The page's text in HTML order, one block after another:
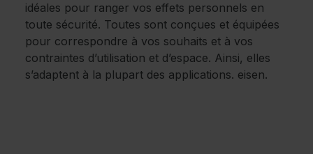
idéales pour ranger vos effets personnels en
toute sécurité. Toutes sont conçues et équipées
pour correspondre à vos souhaits et à vos
contraintes d’utilisation et d’espace. Ainsi, elles
s’adaptent à la plupart des applications. eisen.